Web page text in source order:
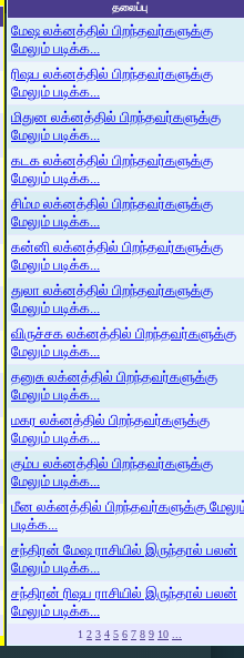
தலைப்பு
மேஷ லக்னத்தில் பிறந்தவர்களுக்கு
மேலும் படிக்க...
ரிஷப லக்னத்தில் பிறந்தவர்களுக்கு
மேலும் படிக்க...
மிதுன லக்னத்தில் பிறந்தவர்களுக்கு
மேலும் படிக்க...
கடக லக்னத்தில் பிறந்தவர்களுக்கு
மேலும் படிக்க...
சிம்ம லக்னத்தில் பிறந்தவர்களுக்கு
மேலும் படிக்க...
கன்னி லக்னத்தில் பிறந்தவர்களுக்கு
மேலும் படிக்க...
துலா லக்னத்தில் பிறந்தவர்களுக்கு
மேலும் படிக்க...
விருச்சக லக்னத்தில் பிறந்தவர்களுக்கு
மேலும் படிக்க...
தனுசு லக்னத்தில் பிறந்தவர்களுக்கு
மேலும் படிக்க...
மகர லக்னத்தில் பிறந்தவர்களுக்கு
மேலும் படிக்க...
கும்ப லக்னத்தில் பிறந்தவர்களுக்கு
மேலும் படிக்க...
மீன லக்னத்தில் பிறந்தவர்களுக்கு
படிக்க...
சந்திரன் மேஷ ராசியில் இருந்தால் பலன்
மேலும் படிக்க...
சந்திரன் ரிஷப ராசியில் இருந்தால் பலன்
மேலும் படிக்க...
1 2 3 4 5 6 7 8 9 10 ...